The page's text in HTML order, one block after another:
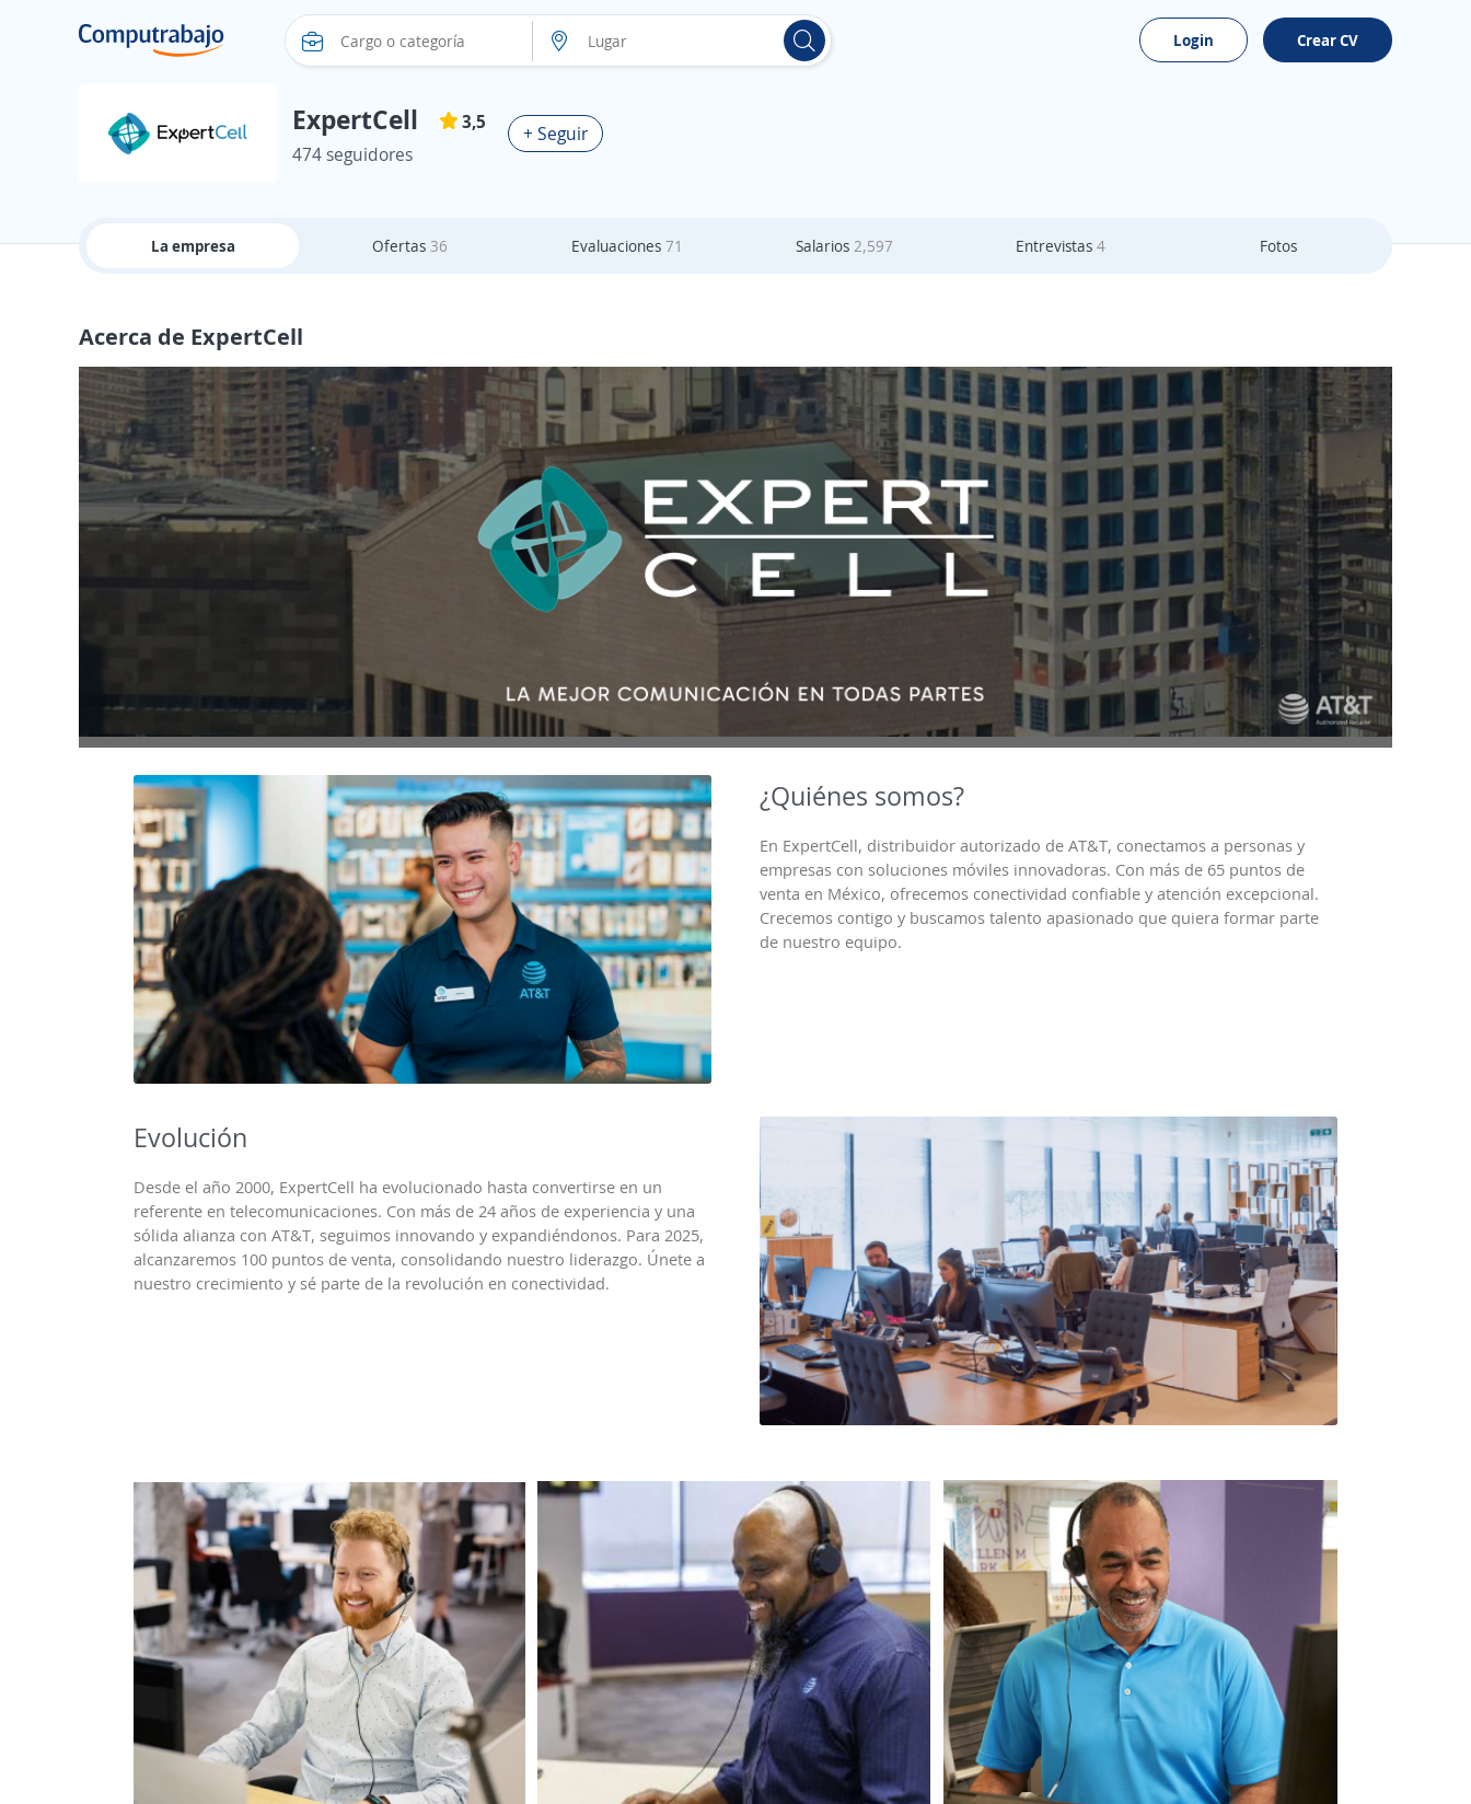
Login Crear CV
ExpertCell
3,5
474 seguidores
+ Seguir
La empresa Ofertas 36 Evaluaciones 71 Salarios 2,597 Entrevistas4 Fotos
Acerca de ExpertCell
¿Quiénes somos?
En ExpertCell, distribuidor autorizado de AT&T, conectamos a personas y
empresas con soluciones móviles innovadoras. Con más de 65 puntos de
venta en México, ofrecemos conectividad confiable y atención excepcional.
Crecemos contigo y buscamos talento apasionado que quiera formar parte
de nuestro equipo.
Evolución
Desde el año 2000, ExpertCell ha evolucionado hasta convertirse en un
referente en telecomunicaciones. Con más de 24 años de experiencia y una
sólida alianza con AT&T, seguimos innovando y expandiéndonos. Para 2025,
alcanzaremos 100 puntos de venta, consolidando nuestro liderazgo. Únete a
nuestro crecimiento y sé parte de la revolución en conectividad.